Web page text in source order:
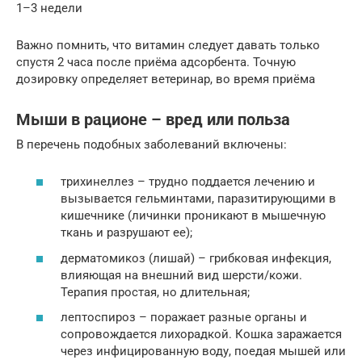
1–3 недели
Важно помнить, что витамин следует давать только
спустя 2 часа после приёма адсорбента. Точную
дозировку определяет ветеринар, во время приёма
Мыши в рационе – вред или польза
В перечень подобных заболеваний включены:
трихинеллез – трудно поддается лечению и
вызывается гельминтами, паразитирующими в
кишечнике (личинки проникают в мышечную
ткань и разрушают ее);
дерматомикоз (лишай) – грибковая инфекция,
влияющая на внешний вид шерсти/кожи.
Терапия простая, но длительная;
лептоспироз – поражает разные органы и
сопровождается лихорадкой. Кошка заражается
через инфицированную воду, поедая мышей или